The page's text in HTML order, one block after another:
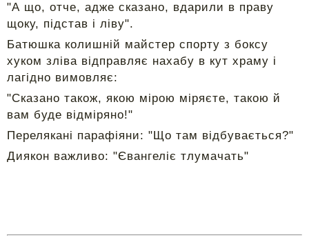
"А що, отче, адже сказано, вдарили в праву
щоку, підстав і ліву".
Батюшка колишній майстер спорту з боксу
хуком зліва відправляє нахабу в кут храму і
лагідно вимовляє:
"Сказано також, якою мірою міряєте, такою й
вам буде відміряно!"
Перелякані парафіяни: "Що там відбувається?"
Диякон важливо: "Євангеліє тлумачать"